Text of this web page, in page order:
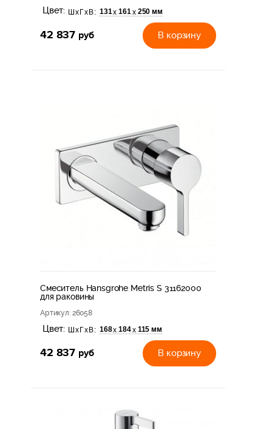
Цвет: ШхГхВ: 131х 161х 250 мм
42 837 руб В корзину
Смеситель Hansgrohe Metris S 31162000
для раковины
Артикул: 26058
Цвет: ШхГхВ: 168х 184х 115 мм
42 837 руб В корзину